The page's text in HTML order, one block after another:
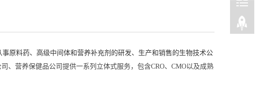
事原料药、高级中间体和营养补充剂的研发、生产和销售的生物技术公
、营养保健品公司提供一系列立体式服务，包含CRO、CMO以及成熟